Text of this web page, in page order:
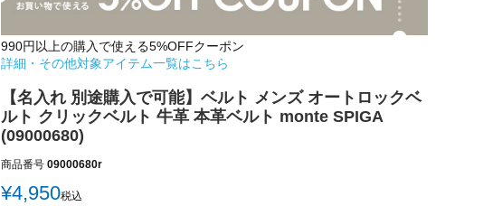
990円以上の購入で使える5%OFFクーポン
詳細・その他対象アイテム一覧はこちら
【名入れ 別途購入で可能】ベルト メンズ オートロックベ
ルト クリックベルト 牛革 本革ベルト monte SPIGA
(09000680)
商品番号 09000680r
¥4,950税込